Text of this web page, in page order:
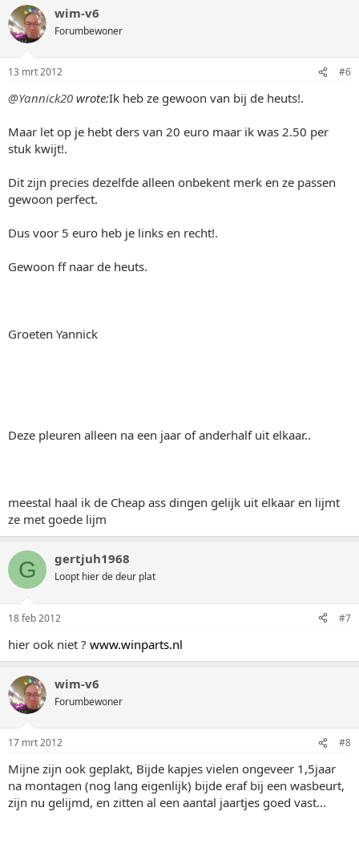
wim-v6
Forumbewoner
13 mrt 2012 #6
@Yannick20 wrote:Ik heb ze gewoon van bij de heuts!.
Maar let op je hebt ders van 20 euro maar ik was 2.50 per
stuk kwijt!.
Dit zijn precies dezelfde alleen onbekent merk en ze passen
gewoon perfect.
Dus voor 5 euro heb je links en recht!.
Gewoon ff naar de heuts.
Groeten Yannick
Deze pleuren alleen na een jaar of anderhalf uit elkaar..
meestal haal ik de Cheap ass dingen gelijk uit elkaar en lijmt
ze met goede lijm
G gertjuh1968
Loopt hier de deur plat
18 feb 2012 #7
hier ook niet ? www.winparts.nl
wim-v6
Forumbewoner
17 mrt 2012 #8
Mijne zijn ook geplakt, Bijde kapjes vielen ongeveer 1,5jaar
na montagen (nog lang eigenlijk) bijde eraf bij een wasbeurt,
zijn nu gelijmd, en zitten al een aantal jaartjes goed vast...